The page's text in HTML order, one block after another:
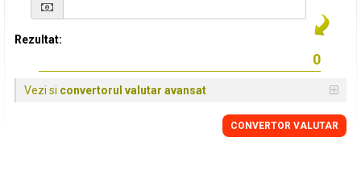
Rezultat:
Vezi si convertorul valutar avansat
CONVERTOR VALUTAR